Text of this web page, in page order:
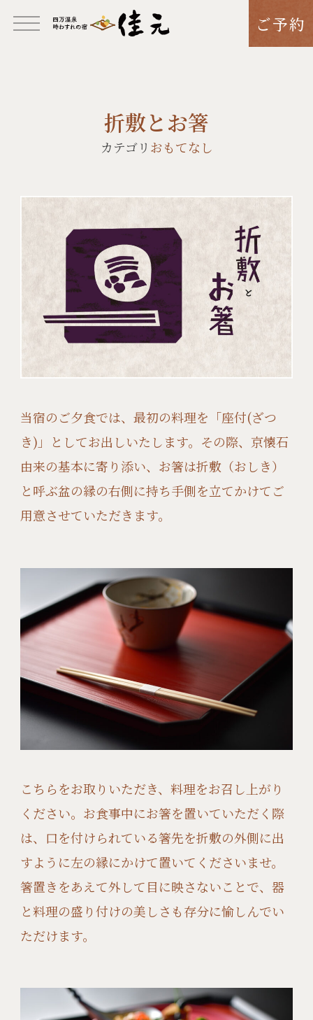
ご予約
折敷とお箸
カテゴリ おもてなし
当宿のご夕食では、最初の料理を「座付(ざつ
き)」としてお出しいたします。その際、京懐石
由来の基本に寄り添い、お箸は折敷（おしき）
と呼ぶ盆の縁の右側に持ち手側を立てかけてご
用意させていただきます。
こちらをお取りいただき、料理をお召し上がり
ください。お食事中にお箸を置いていただく際
は、口を付けられている箸先を折敷の外側に出
すように左の縁にかけて置いてくださいませ。
箸置きをあえて外して目に映さないことで、器
と料理の盛り付けの美しさも存分に愉しんでい
ただけます。